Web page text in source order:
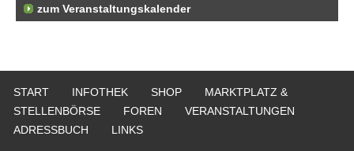
zum Veranstaltungskalender
START INFOTHEK SHOP
MARKTPLATZ &
STELLENBÖRSE
FOREN
VERANSTALTUNGEN
ADRESSBUCH
LINKS